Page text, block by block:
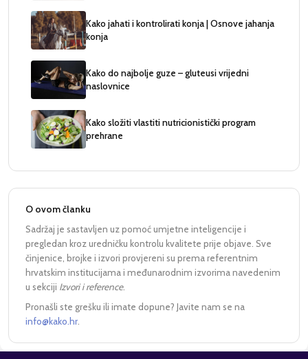
Kako jahati i kontrolirati konja | Osnove jahanja
konja
Kako do najbolje guze – gluteusi vrijedni
naslovnice
Kako složiti vlastiti nutricionistički program
prehrane
O ovom članku
Sadržaj je sastavljen uz pomoć umjetne inteligencije i
pregledan kroz uredničku kontrolu kvalitete prije objave. Sve
činjenice, brojke i izvori provjereni su prema referentnim
hrvatskim institucijama i međunarodnim izvorima navedenim
u sekciji Izvori i reference.
Pronašli ste grešku ili imate dopune? Javite nam se na
info@kako.hr